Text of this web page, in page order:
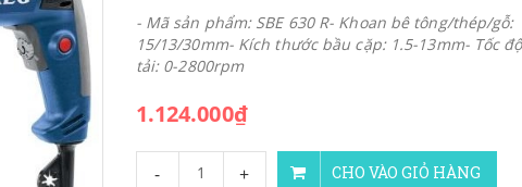
- Mã sản phẩm: SBE 630 R- Khoan bê tông/thép/gỗ:
15/13/30mm- Kích thước bầu cặp: 1.5-13mm- Tốc
tải: 0-2800rpm
1.124.000₫
- + CHO VÀO GIỎ HÀNG